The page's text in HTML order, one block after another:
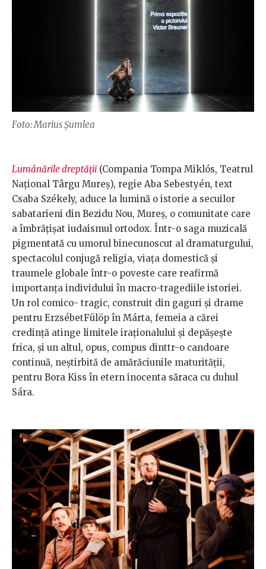
Foto: Marius Șumlea
Lumânările dreptății (Compania Tompa Miklós, Teatrul
Național Târgu Mureș), regie Aba Sebestyén, text
Csaba Székely, aduce la lumină o istorie a secuilor
sabatarieni din Bezidu Nou, Mureș, o comunitate care
a îmbrățișat iudaismul ortodox. Într-o saga muzicală
pigmentată cu umorul binecunoscut al dramaturgului,
spectacolul conjugă religia, viața domestică și
traumele globale într-o poveste care reafirmă
importanța individului în macro-tragediile istoriei.
Un rol comico- tragic, construit din gaguri și drame
pentru ErzsébetFülöp în Márta, femeia a cărei
credință atinge limitele iraționalului și depășește
frica, și un altul, opus, compus dinttr-o candoare
continuă, neștirbită de amărăciunile maturității,
pentru Bora Kiss în etern inocenta săraca cu duhul
Sára.